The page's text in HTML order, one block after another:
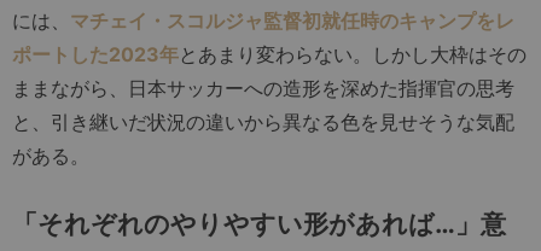
には、 マチェイ・スコルジャ監督初就任時のキャンプをレ
ポートした2023年とあまり変わらない。しかし大枠はその
ままながら、日本サッカーへの造形を深めた指揮官の思考
と、引き継いだ状況の違いから異なる色を見せそうな気配
がある。
「それぞれのやりやすい形があれば…」意